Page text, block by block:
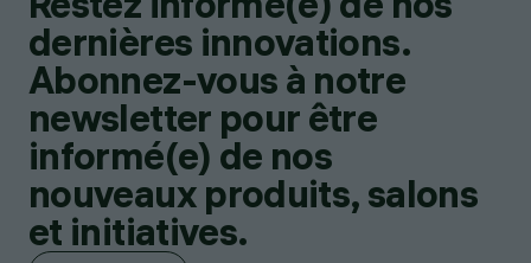
dernières innovations.
Abonnez-vous à notre
newsletter pour être
informé(e) de nos
nouveaux produits, salons
et initiatives.